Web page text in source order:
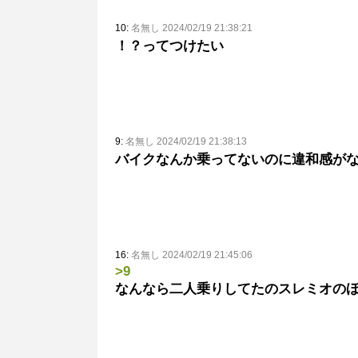
10: 名無し 2024/02/19 21:38:21
！？ってつけたい
9: 名無し 2024/02/19 21:38:13
バイクなんか乗ってないのに違和感が
16: 名無し 2024/02/19 21:45:06
>9
なんなら二人乗りしてたのスレミオの